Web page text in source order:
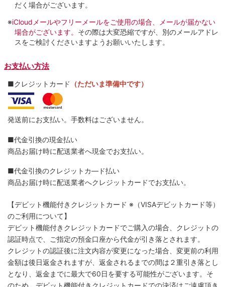
だく場合がございます。
※iCloudメールやフリーメールをご使用の場合、メールが届かない
場合がございます。 その際は大変恐縮ですが、別のメールアドレ
スをご検討くださいますようお願いいたします。
お支払い方法
■クレジットカード （ただいま準備中です）
発送前にお支払い。手数料はございません。
■代金引換の現金払い
商品お届け時に配送業者へ現金でお支払い。
■代金引換のクレジットカ―ド払い
商品お届け時に配送業者へクレジットカードでお支払い。
【デビット機能付きクレジットカード ※（VISAデビットカード等）
のご利用について】
デビット機能付きクレジットカードでご購入の場合、クレジットの
認証時点で、ご指定の預金口座から代金が引き落とされます。
クレジットの認証後に注文内容が変更になった場合、変更前の利用
金額は後日返金されますが、返金されるまでの間は２重引き落とし
となり、返金までに最大で60日を要する可能性がございます。そ